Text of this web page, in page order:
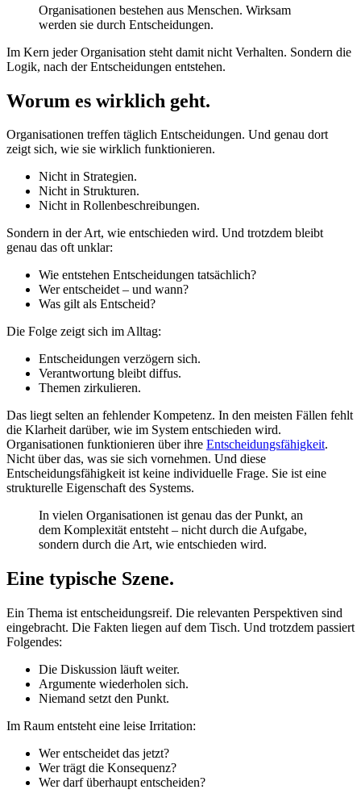
Organisationen bestehen aus Menschen. Wirksam
werden sie durch Entscheidungen.
Im Kern jeder Organisation steht damit nicht Verhalten. Sondern die
Logik, nach der Entscheidungen entstehen.
Worum es wirklich geht.
Organisationen treffen täglich Entscheidungen. Und genau dort
zeigt sich, wie sie wirklich funktionieren.
Nicht in Strategien.
Nicht in Strukturen.
Nicht in Rollenbeschreibungen.
Sondern in der Art, wie entschieden wird. Und trotzdem bleibt
genau das oft unklar:
Wie entstehen Entscheidungen tatsächlich?
Wer entscheidet – und wann?
Was gilt als Entscheid?
Die Folge zeigt sich im Alltag:
Entscheidungen verzögern sich.
Verantwortung bleibt diffus.
Themen zirkulieren.
Das liegt selten an fehlender Kompetenz. In den meisten Fällen fehlt
die Klarheit darüber, wie im System entschieden wird.
Organisationen funktionieren über ihre Entscheidungsfähigkeit.
Nicht über das, was sie sich vornehmen. Und diese
Entscheidungsfähigkeit ist keine individuelle Frage. Sie ist eine
strukturelle Eigenschaft des Systems.
In vielen Organisationen ist genau das der Punkt, an
dem Komplexität entsteht – nicht durch die Aufgabe,
sondern durch die Art, wie entschieden wird.
Eine typische Szene.
Ein Thema ist entscheidungsreif. Die relevanten Perspektiven sind
eingebracht. Die Fakten liegen auf dem Tisch. Und trotzdem passiert
Folgendes:
Die Diskussion läuft weiter.
Argumente wiederholen sich.
Niemand setzt den Punkt.
Im Raum entsteht eine leise Irritation:
Wer entscheidet das jetzt?
Wer trägt die Konsequenz?
Wer darf überhaupt entscheiden?